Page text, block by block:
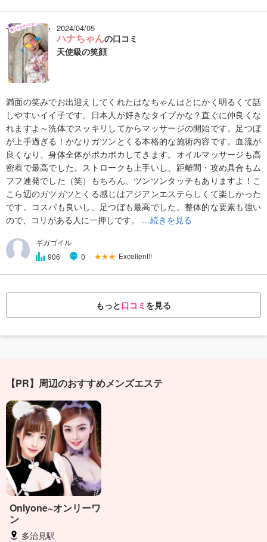
2024/04/05
ハナちゃんの口コミ
天使級の笑顔
満面の笑みでお出迎えしてくれたはなちゃんはとにかく明るくて話
しやすいイイ子です。日本人が好きなタイプかな？直ぐに仲良くな
れますよ～洗体でスッキリしてからマッサージの開始です。足つぼ
が上手過ぎる！かなりガツンとくる本格的な施術内容です。血流が
良くなり、身体全体がポカポカしてきます。オイルマッサージも高
密着で最高でした。ストロークも上手いし、距離間・攻め具合もム
フフ連発でした（笑）もちろん、ツンツンタッチもありますよ！こ
こら辺のガツガツとくる感じはアジアンエステらしくて楽しかった
です。コスパも良いし、足つぼも最高でした。整体的な要素も強い
ので、コリがある人に一押しです。 …続きを見る
ギガゴイル
906
0 ★★★ Excellent!!
もっと口コミ を見る
【PR】周辺のおすすめメンズエステ
Onlyone~オンリーワ
ン
多治見駅